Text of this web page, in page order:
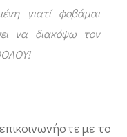
γιατί φοβάμαι
να διακόψω τον
με το